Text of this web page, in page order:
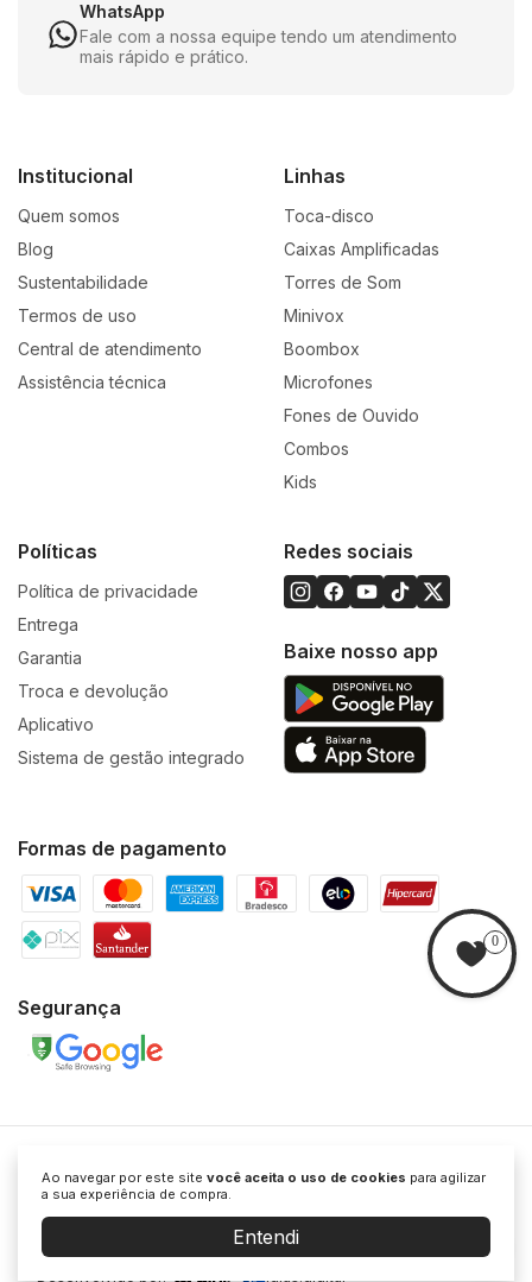
Ao navegar por este site você aceita o uso de cookies para agilizar
a sua experiência de compra.
Entendi
WhatsApp
Fale com a nossa equipe tendo um atendimento
mais rápido e prático.
Institucional
Quem somos
Blog
Sustentabilidade
Termos de uso
Central de atendimento
Assistência técnica
Linhas
Toca-disco
Caixas Amplificadas
Torres de Som
Minivox
Boombox
Microfones
Fones de Ouvido
Combos
Kids
Políticas
Política de privacidade
Entrega
Garantia
Troca e devolução
Aplicativo
Sistema de gestão integrado
Redes sociais
Baixe nosso app
Formas de pagamento
Segurança
Polyvox
© 2026 POLYVOX - CNPJ: 34.441.387/0001-33 - Todos os direitos
reservados.
Alameda Araguaia, 2044 - Alphaville Industrial, Barueri -
SP, CEP 06455-000.
Desenvolvido por: ldias.digital
0